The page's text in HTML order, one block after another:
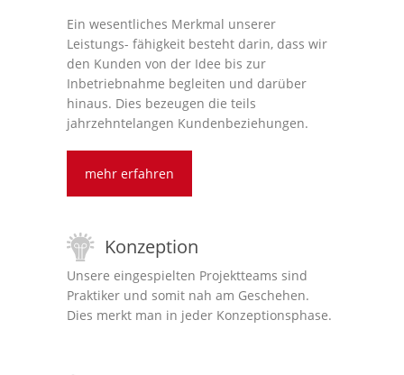
Ein wesentliches Merkmal unserer
Leistungs- fähigkeit besteht darin, dass wir
den Kunden von der Idee bis zur
Inbetriebnahme begleiten und darüber
hinaus. Dies bezeugen die teils
jahrzehntelangen Kundenbeziehungen.
mehr erfahren
Konzeption
Unsere eingespielten Projektteams sind
Praktiker und somit nah am Geschehen.
Dies merkt man in jeder Konzeptionsphase.